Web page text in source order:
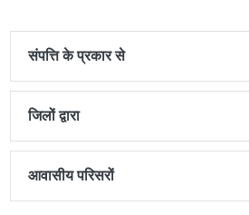
संपत्ति के प्रकार से
जिलों द्वारा
आवासीय परिसरों